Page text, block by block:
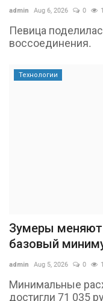
admin Aug 6, 2026 0 1
Певица
воссоединения.
Технологии
Зумеры
базовый
admin Aug 5, 2026 0 1
Минимальные
достигли 71 035